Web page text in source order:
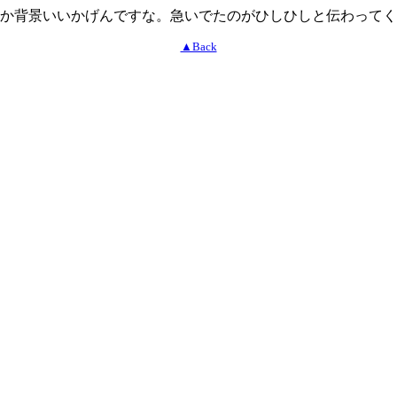
背景いいかげんですな。急いでたのがひしひしと伝わって
▲Back